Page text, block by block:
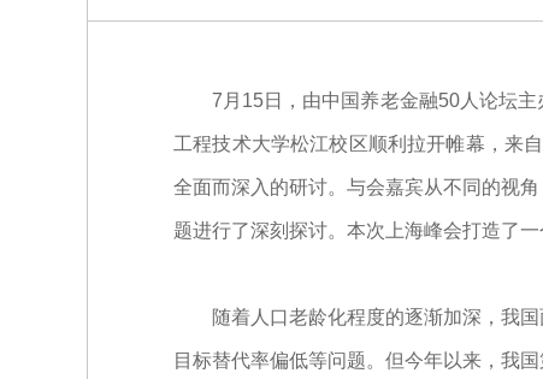
7月15日，由中国养老金融50人论坛主
工程技术大学松江校区顺利拉开帷幕，来
全面而深入的研讨。与会嘉宾从不同的视
题进行了深刻探讨。本次上海峰会打造了
随着人口老龄化程度的逐渐加深，我国
目标替代率偏低等问题。但今年以来，我